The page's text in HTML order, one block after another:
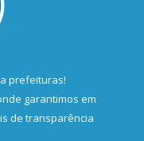
prefeituras!
garantimos em
de transparência